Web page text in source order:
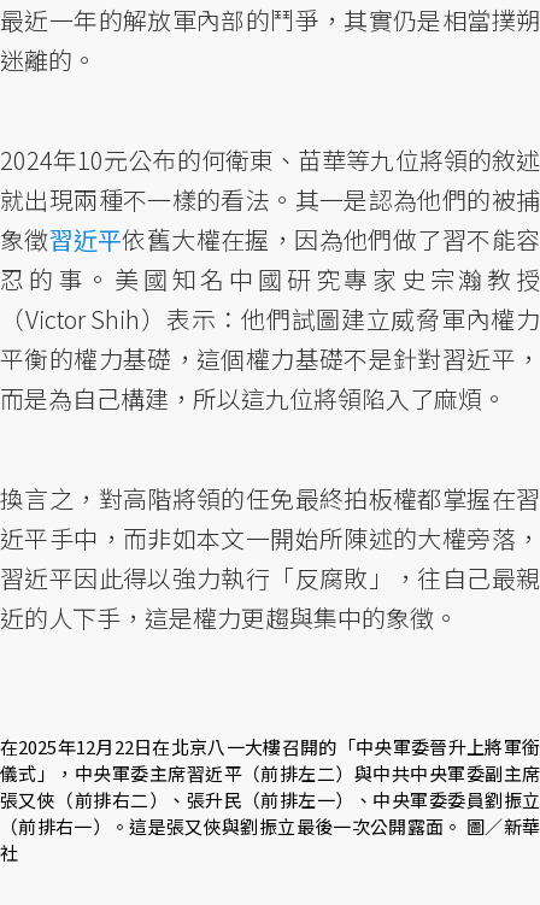
最近一年的解放軍內部的鬥爭，其實仍是相當撲朔
迷離的。
2024年10元公布的何衛東、苗華等九位將領的敘述
就出現兩種不一樣的看法。其一是認為他們的被捕
象徵習近平依舊大權在握，因為他們做了習不能容
忍的事。美國知名中國研究專家史宗瀚教授
（Victor Shih）表示：他們試圖建立威脅軍內權力
平衡的權力基礎，這個權力基礎不是針對習近平，
而是為自己構建，所以這九位將領陷入了麻煩。
換言之，對高階將領的任免最終拍板權都掌握在習
近平手中，而非如本文一開始所陳述的大權旁落，
習近平因此得以強力執行「反腐敗」，往自己最親
近的人下手，這是權力更趨與集中的象徵。
在2025年12月22日在北京八一大樓召開的「中央軍委晉升上將軍銜
儀式」，中央軍委主席習近平（前排左二）與中共中央軍委副主席
張又俠（前排右二）、張升民（前排左一）、中央軍委委員劉振立
（前排右一）。這是張又俠與劉振立最後一次公開露面。 圖／新華
社